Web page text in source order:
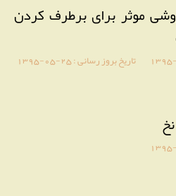
موثر برای برطرف کردن
تاریخ بروز رسانی :1395-05-25